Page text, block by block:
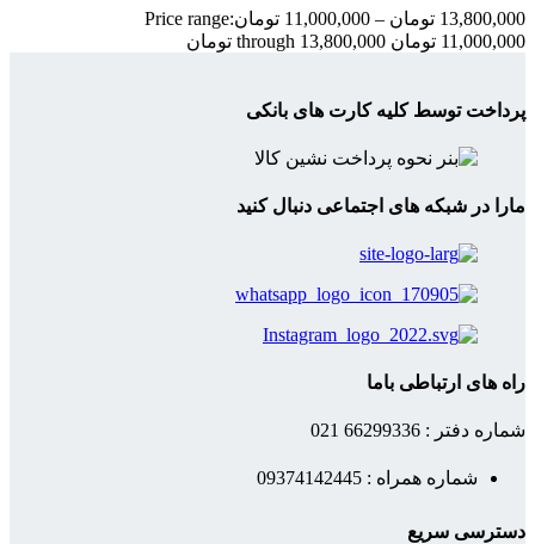
13,800,000 تومان –
11,000,000 تومانPrice range:
11,000,000 تومان through 13,800,000 تومان
پرداخت توسط کلیه کارت های بانکی
مارا در شبکه های اجتماعی دنبال کنید
راه های ارتباطی باما
شماره دفتر : 66299336 021
شماره همراه : 09374142445
دسترسی سریع